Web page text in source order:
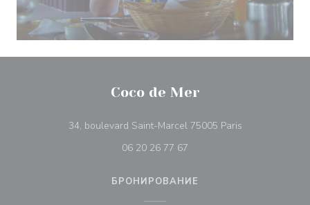
Coco de Mer
34, boulevard Saint-Marcel 75005 Paris
06 20 26 77 67
БРОНИРОВАНИЕ